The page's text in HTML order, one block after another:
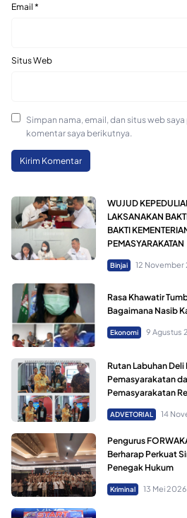
Email *
Situs Web
Simpan nama, email, dan situs web
komentar saya berikutnya.
WUJUD
LAKSANAKAN
BAKTI
PEMASYARAKATAN
Binjai 12 November
Rasa Khawatir
Bagaimana Nasib
Ekonomi 9 Agustus
Rutan Labuhan
Pemasyarakatan
Pemasyarakatan
ADVETORIAL 14
Pengurus
Berharap Perkuat
Penegak Hukum
Kriminal 13 Mei 2026